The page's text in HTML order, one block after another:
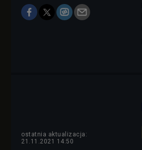
ostatnia aktualizacja:
21.11.2021 14:50